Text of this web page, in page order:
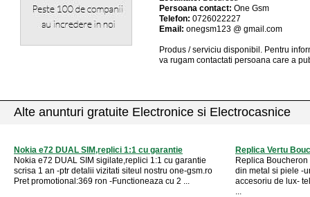
Persoana contact: One Gsm
Telefon: 0726022227
Email: onegsm123 @ gmail.com
Produs / serviciu disponibil . Pentru
va rugam contactati persoana care a
Alte anunturi gratuite Electronice si Electrocasnice
Nokia e72 DUAL SIM,replici 1:1 cu garantie
Nokia e72 DUAL SIM sigilate,replici 1:1 cu garantie
scrisa 1 an -ptr detalii vizitati siteul nostru one-gsm.ro
Pret promotional:369 ron -Functioneaza cu 2 ...
Replica Vertu
Replica
din metal si piele -
accesoriu de lux-
...